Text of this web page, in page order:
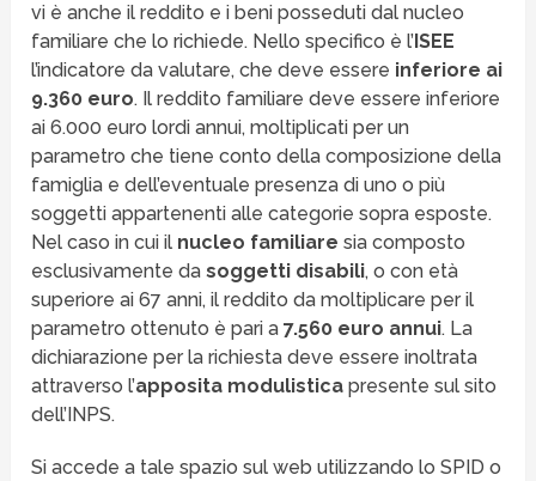
vi è anche il reddito e i beni posseduti dal nucleo
familiare che lo richiede. Nello specifico è l’ISEE
l’indicatore da valutare, che deve essere inferiore ai
9.360 euro. Il reddito familiare deve essere inferiore
ai 6.000 euro lordi annui, moltiplicati per un
parametro che tiene conto della composizione della
famiglia e dell’eventuale presenza di uno o più
soggetti appartenenti alle categorie sopra esposte.
Nel caso in cui il nucleo familiare sia composto
esclusivamente dasoggetti disabili, o con età
superiore ai 67 anni, il reddito da moltiplicare per il
parametro ottenuto è pari a7.560 euro annui. La
dichiarazione per la richiesta deve essere inoltrata
attraverso l’apposita modulisticapresente sul sito
dell’INPS.
Si accede a tale spazio sul web utilizzando lo SPID o